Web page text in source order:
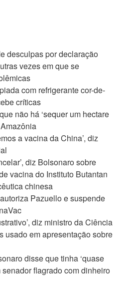
desculpas por declaração
vezes em que se
com refrigerante cor-de-
críticas
não há ‘sequer um hectare
a vacina da China’, diz
diz Bolsonaro sobre
vacina do Instituto Butantan
chinesa
Pazuello e suspende
diz ministro da Ciência
usado em apresentação sobre
disse que tinha ‘quase
senador flagrado com dinheiro